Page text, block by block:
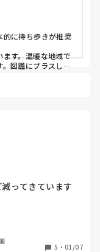
抵抗はあります
的に持ち歩きが推奨
す。温暖な地域で
図鑑にプラスして
ってきています
多いです。皆さん
が、気がつくとポ
5 ・ 01/07